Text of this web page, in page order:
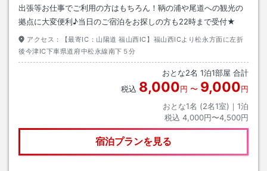
出張等お仕事でご利用の方はもちろん！鞆の浦や尾道への観光の
拠点に大変便利♪当日のご宿泊をお探しの方も22時まで受付★
アクセス：
【最寄IC：山陽道 福山西IC】福山西ICより松永方面に左折
後今津IC下車県道府中松永線南下５分
おとな2名 1泊1部屋 合計
税込 8,000円 〜 9,000円
おとな1名 (2名1室)｜ 1泊
税込 4,000円〜4,500円
宿泊プランを見る